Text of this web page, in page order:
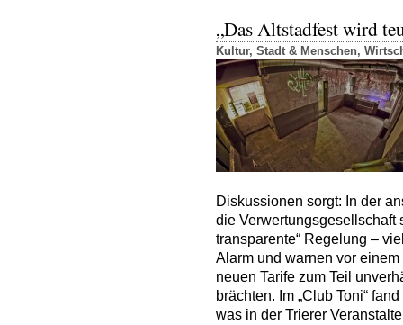
„Das Altstadfest wird
Kultur, Stadt & Menschen,
Diskussionen sorgt: In der
die Verwertungsgesellschaft
transparente“ Regelung –
Alarm und warnen vor
neuen Tarife zum Teil
brächten. Im „Club Toni“
was in der Trierer